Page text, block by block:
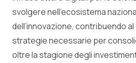
svolgere nell’ecosistema
dell’innovazione, contribuendo
strategie necessarie per
oltre la stagione degli